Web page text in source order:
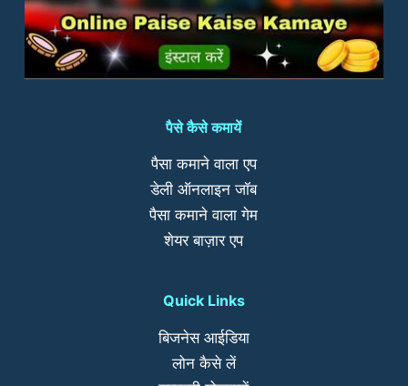
पैसे कैसे कमायें
पैसा कमाने वाला एप
डेली ऑनलाइन जॉब
पैसा कमाने वाला गेम
शेयर बाज़ार एप
Quick Links
बिजनेस आईडिया
लोन कैसे लें